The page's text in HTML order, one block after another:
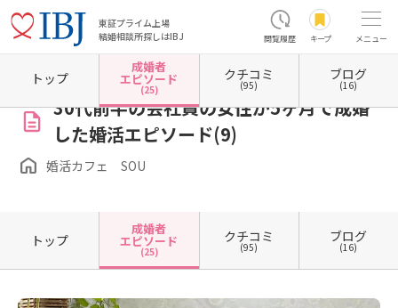
東証プライム上場
結婚相談所探しはIBJ
閲覧履歴 キープ メニュー
ホーム 沖縄県の結婚相談所 婚活カフェ SOU 成婚者エピソード一覧 成婚者エピソ
30代前半の会社員の女性が5ヶ月で成婚
した婚活エピソード(9)
婚活カフェ SOU
トップ
成婚者
エピソード
(25)
クチコミ
(95)
ブログ
(16)
トップ
成婚者
エピソード
(25)
クチコミ
(95)
ブログ
(16)